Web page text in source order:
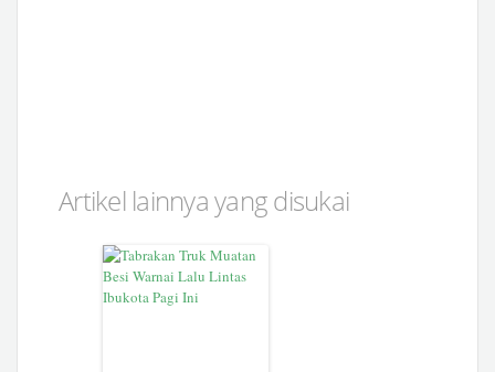
Artikel lainnya yang disukai